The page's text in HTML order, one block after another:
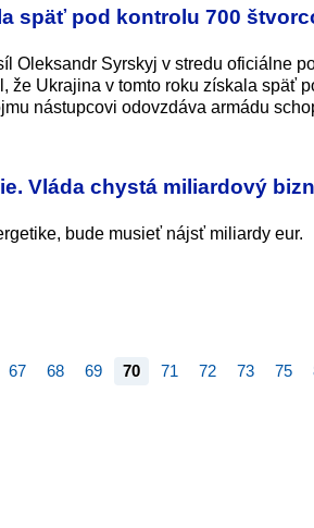
späť pod kontrolu 700
Oleksandr Syrskyj v stredu oficiálne
že Ukrajina v tomto roku získala späť
nástupcovi odovzdáva armádu
Vláda chystá miliardový
bude musieť nájsť miliardy eur.
67 68 69 70 71 72 73 75